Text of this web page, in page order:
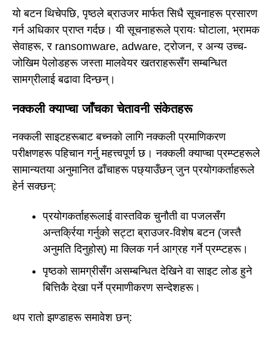
यो बटन थिचेपछि, पृष्ठले ब्राउजर मार्फत सिधै सूचनाहरू प्रसारण
गर्न अधिकार प्राप्त गर्दछ। यी सूचनाहरूले प्रायः घोटाला, भ्रामक
सेवाहरू, र ransomware, adware, ट्रोजन, र अन्य उच्च-
जोखिम पेलोडहरू जस्ता मालवेयर खतराहरूसँग सम्बन्धित
सामग्रीलाई बढावा दिन्छन्।
नक्कली क्याप्चा जाँचका चेतावनी संकेतहरू
नक्कली साइटहरूबाट बच्नको लागि नक्कली प्रमाणिकरण
परीक्षणहरू पहिचान गर्नु महत्त्वपूर्ण छ। नक्कली क्याप्चा प्रम्प्टहरूले
सामान्यतया अनुमानित ढाँचाहरू पछ्याउँछन् जुन प्रयोगकर्ताहरूले
हेर्न सक्छन्:
प्रयोगकर्ताहरूलाई वास्तविक चुनौती वा पजलसँग
अन्तर्क्रिया गर्नुको सट्टा ब्राउजर-विशेष बटन (जस्तै
अनुमति दिनुहोस्) मा क्लिक गर्न आग्रह गर्ने प्रम्प्टहरू।
पृष्ठको सामग्रीसँग असम्बन्धित देखिने वा साइट लोड हुने
बित्तिकै देखा पर्ने प्रमाणीकरण सन्देशहरू।
थप रातो झण्डाहरू समावेश छन्: